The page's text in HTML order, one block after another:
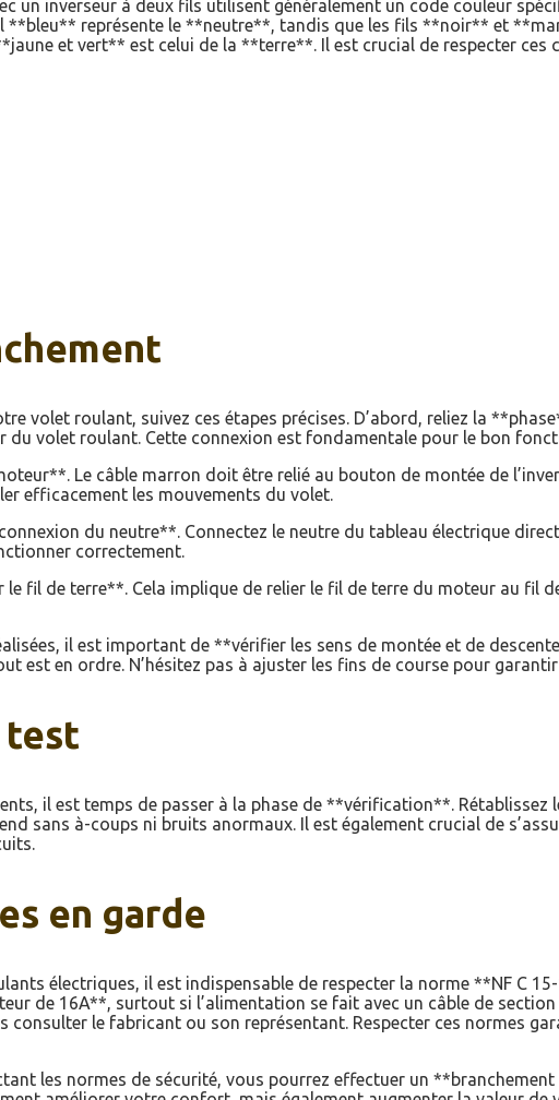
un inverseur à deux fils utilisent généralement un code couleur
**bleu** représente le **neutre**, tandis que les fils **noir** et
et vert** est celui de la **terre**. Il est crucial de respecter ces
volet roulant, suivez ces étapes précises. D’abord, reliez la
du volet roulant. Cette connexion est fondamentale pour le bon
Le câble marron doit être relié au bouton de montée de
efficacement les mouvements du volet.
du neutre**. Connectez le neutre du tableau électrique
correctement.
le fil de terre**. Cela implique de relier le fil de terre du moteur au fil
il est important de **vérifier les sens de montée et de
est en ordre. N’hésitez pas à ajuster les fins de course pour
il est temps de passer à la phase de **vérification**.
sans à-coups ni bruits anormaux. Il est également crucial de
en garde
électriques, il est indispensable de respecter la norme **NF C
de 16A**, surtout si l’alimentation se fait avec un câble de
consulter le fabricant ou son représentant. Respecter ces normes
les normes de sécurité, vous pourrez effectuer un